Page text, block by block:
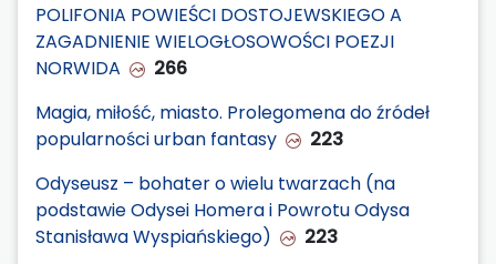
POLIFONIA POWIEŚCI DOSTOJEWSKIEGO A
ZAGADNIENIE WIELOGŁOSOWOŚCI POEZJI
NORWIDA
266
Magia, miłość, miasto. Prolegomena do źródeł
popularności urban fantasy
223
Odyseusz – bohater o wielu twarzach (na
podstawie Odysei Homera i Powrotu Odysa
Stanisława Wyspiańskiego)
223